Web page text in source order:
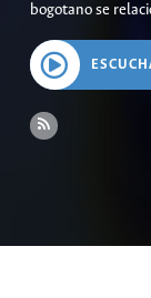
bogotano se